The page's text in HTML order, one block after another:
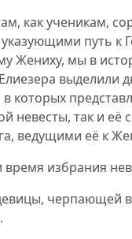
как ученикам,
путь к
Жениху, мы в
выделили
которых
невесты, так и её
ведущими её к
время избрания
черпающей